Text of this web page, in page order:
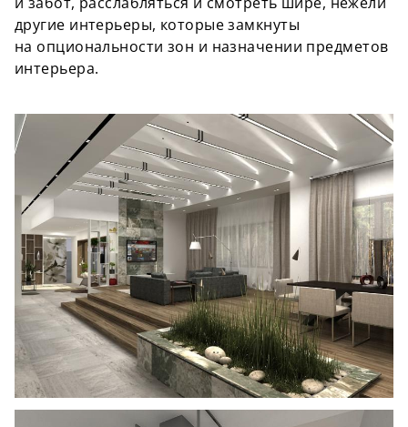
другие интерьеры, которые замкнуты
на опциональности зон и назначении предметов
интерьера.